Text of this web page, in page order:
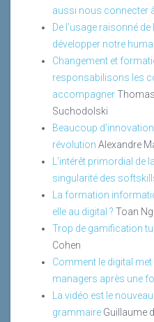
aussi nous connecter
De l’usage raisonné
développer notre
Changement et
responsabilisons les
accompagnerThomas
Suchodolski
Beaucoup
révolution Alexandre
L’intérêt primordial de
singularité des softskills
La formation
elle au digital ? Toan
Trop de gamification
Cohen
Comment le digital
managers après une
La vidéo est le
grammaire Guillaume